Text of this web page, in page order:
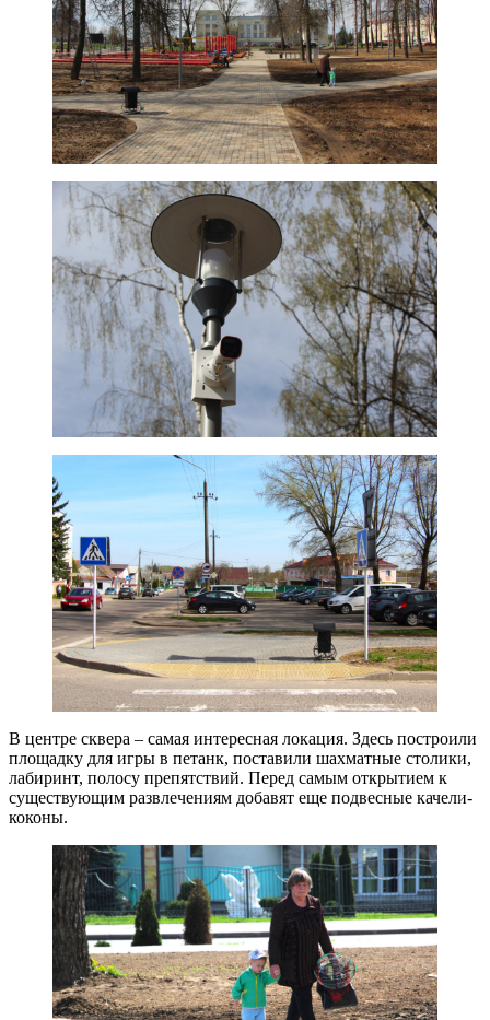
В центре сквера – самая интересная локация. Здесь построили
площадку для игры в петанк, поставили шахматные столики,
лабиринт, полосу препятствий. Перед самым открытием к
существующим развлечениям добавят еще подвесные качели-
коконы.